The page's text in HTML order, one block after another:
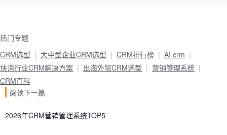
热门专题
CRM选型
大中型企业CRM选型 CRM排行榜
AI crm
快消行业CRM解决方案
出海外贸CRM选型
营销管理系统
CRM百科
阅读下一篇
2026年CRM营销管理系统TOP5